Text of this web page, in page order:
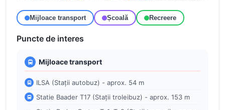
Mijloace transport Școală Recreere
Puncte de interes
Mijloace transport
ILSA (Stații autobuz) - aprox. 54 m
Statie Baader T17 (Stații troleibuz) - aprox. 153 m